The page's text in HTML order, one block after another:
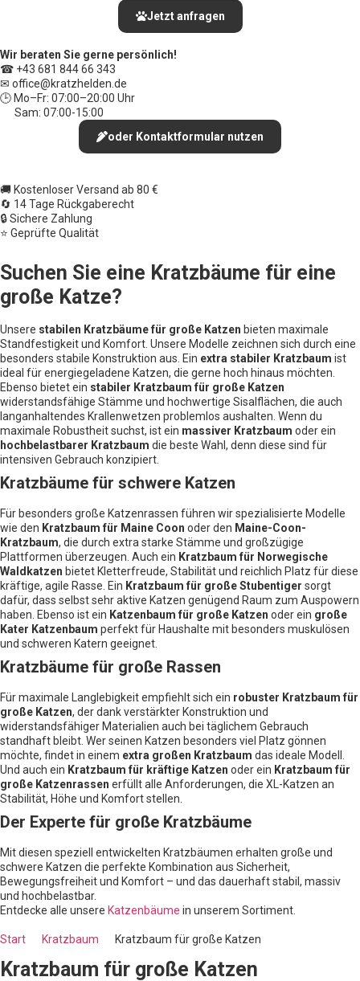
Jetzt anfragen
Wir beraten Sie gerne persönlich!
☎ +43 681 844 66 343
✉ office@kratzhelden.de
🕒 Mo–Fr: 07:00–20:00 Uhr
Sam: 07:00-15:00
oder Kontaktformular nutzen
🚚 Kostenloser Versand ab 80 €
🔄 14 Tage Rückgaberecht
🔒 Sichere Zahlung
⭐ Geprüfte Qualität
Suchen Sie eine Kratzbäume für eine
große Katze?
Unsere stabilen Kratzbäume für große Katzen bieten maximale
Standfestigkeit und Komfort. Unsere Modelle zeichnen sich durch eine
besonders stabile Konstruktion aus. Ein extra stabiler Kratzbaum ist
ideal für energiegeladene Katzen, die gerne hoch hinaus möchten.
Ebenso bietet ein stabiler Kratzbaum für große Katzen
widerstandsfähige Stämme und hochwertige Sisalflächen, die auch
langanhaltendes Krallenwetzen problemlos aushalten. Wenn du
maximale Robustheit suchst, ist ein massiver Kratzbaum oder ein
hochbelastbarer Kratzbaum die beste Wahl, denn diese sind für
intensiven Gebrauch konzipiert.
Kratzbäume für schwere Katzen
Für besonders große Katzenrassen führen wir spezialisierte Modelle
wie den Kratzbaum für Maine Coon oder den Maine-Coon-
Kratzbaum, die durch extra starke Stämme und großzügige
Plattformen überzeugen. Auch ein Kratzbaum für Norwegische
Waldkatzen bietet Kletterfreude, Stabilität und reichlich Platz für diese
kräftige, agile Rasse. Ein Kratzbaum für große Stubentiger sorgt
dafür, dass selbst sehr aktive Katzen genügend Raum zum Auspowern
haben. Ebenso ist ein Katzenbaum für große Katzen oder ein große
Kater Katzenbaum perfekt für Haushalte mit besonders muskulösen
und schweren Katern geeignet.
Kratzbäume für große Rassen
Für maximale Langlebigkeit empfiehlt sich ein robuster Kratzbaum für
große Katzen, der dank verstärkter Konstruktion und
widerstandsfähiger Materialien auch bei täglichem Gebrauch
standhaft bleibt. Wer seinen Katzen besonders viel Platz gönnen
möchte, findet in einem extra großen Kratzbaum das ideale Modell.
Und auch ein Kratzbaum für kräftige Katzen oder ein Kratzbaum für
große Katzenrassen erfüllt alle Anforderungen, die XL-Katzen an
Stabilität, Höhe und Komfort stellen.
Der Experte für große Kratzbäume
Mit diesen speziell entwickelten Kratzbäumen erhalten große und
schwere Katzen die perfekte Kombination aus Sicherheit,
Bewegungsfreiheit und Komfort – und das dauerhaft stabil, massiv
und hochbelastbar.
Entdecke alle unsere Katzenbäume in unserem Sortiment.
Start Kratzbaum Kratzbaum für große Katzen
Kratzbaum für große Katzen